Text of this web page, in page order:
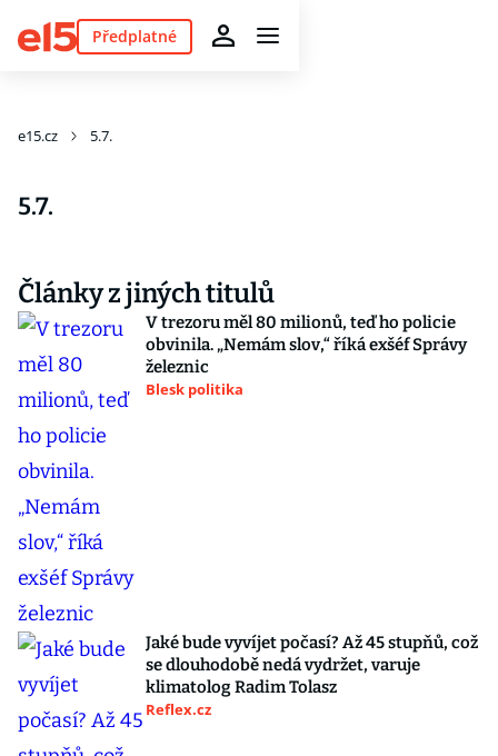
Předplatné
e15.cz 5.7.
5.7.
Články z jiných titulů
V trezoru měl 80 milionů, teď ho policie
obvinila. „Nemám slov,“ říká exšéf Správy
železnic
Blesk politika
Jaké bude vyvíjet počasí? Až 45 stupňů, což
se dlouhodobě nedá vydržet, varuje
klimatolog Radim Tolasz
Reflex.cz